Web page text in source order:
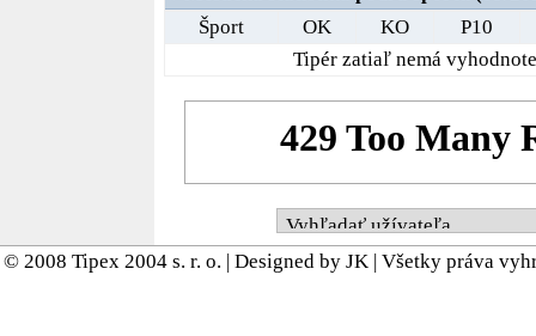
Hádzaná
8 3 2-2
-1
Ľadový hokej
-0
Ragby
1 0 1-0
1
1 0 -0
1
3 0 1-0 1
Šport
OK KO P10
Tipér zatiaľ nemá
© 2008 Tipex 2004 s. r. o. | Designed by JK | Všetky práva